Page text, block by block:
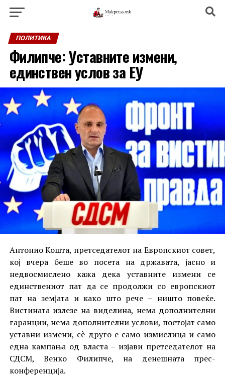
ПОЛИТИКА
Филипче: Уставните измени,
единствен услов за ЕУ
Антонио Кошта, претседателот на Европскиот совет,
кој вчера беше во посета на државата, јасно и
недвосмислено кажа дека уставните измени се
единствениот пат да се продолжи со европскиот
пат на земјата и како што рече – ништо повеќе.
Вистината излезе на виделина, нема дополнителни
гаранции, нема дополнителни услови, постојат само
уставни измени, сè друго е само измислица и само
една кампања од власта – изјави претседателот на
СДСМ, Венко Филипче, на денешната прес-
конференција.